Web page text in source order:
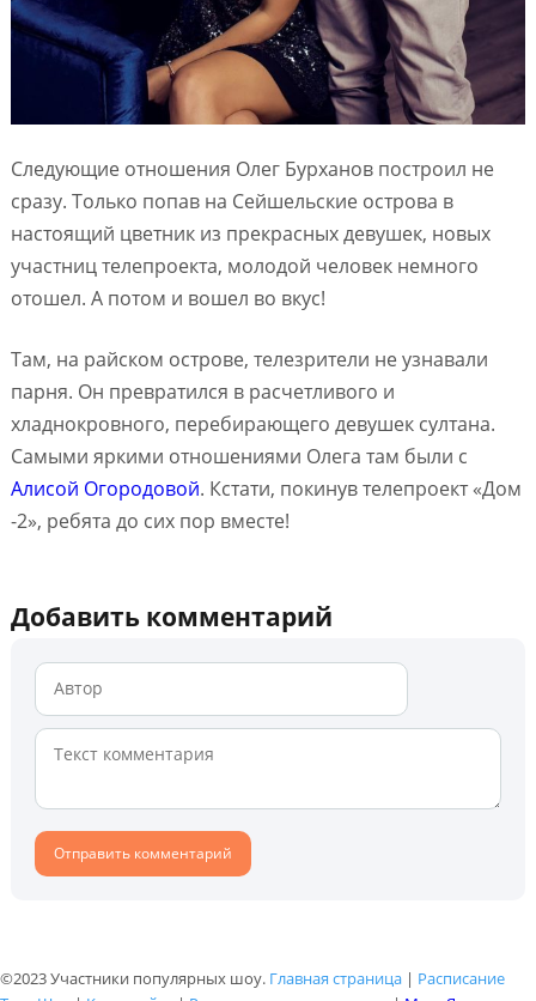
Следующие отношения Олег Бурханов построил не
сразу. Только попав на Сейшельские острова в
настоящий цветник из прекрасных девушек, новых
участниц телепроекта, молодой человек немного
отошел. А потом и вошел во вкус!
Там, на райском острове, телезрители не узнавали
парня. Он превратился в расчетливого и
хладнокровного, перебирающего девушек султана.
Самыми яркими отношениями Олега там были с
Алисой Огородовой. Кстати, покинув телепроект «Дом
-2», ребята до сих пор вместе!
Добавить комментарий
©2023 Участники популярных шоу. Главная страница | Расписание